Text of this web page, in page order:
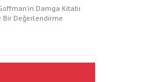
Damga Kitabı
Bir Değerlendirme